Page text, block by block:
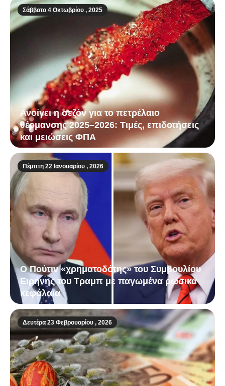
Σάββατο 4 Οκτωβρίου , 2025
Ανοίγει η σεζόν για το πετρέλαιο
θέρμανσης 2025–2026: Τιμές, επιδοτήσεις
και μειώσεις ΦΠΑ
Πέμπτη 22 Ιανουαρίου , 2026
Ο Πούτιν «χρηματοδότης» του Συμβουλίου
Ειρήνης του Τραμπ με παγωμένα ρωσικά
κεφάλαια
Δευτέρα 23 Φεβρουαρίου , 2026